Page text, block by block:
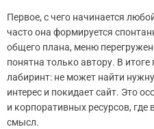
Первое, с чего начинается
часто она формируется
общего плана, меню
понятна только автору. В
лабиринт: не может найти
интерес и покидает сайт. Это
и корпоративных ресурсов,
смысл.